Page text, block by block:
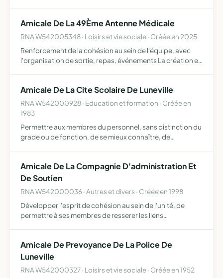
Amicale De La 49Ème Antenne Médicale
RNA W542005348 · Loisirs et vie sociale · Créée en 2025
Renforcement de la cohésion au sein de l'équipe, avec
l'organisation de sortie, repas, événements La création et
produi…
Amicale De La Cite Scolaire De Luneville
RNA W542000928 · Education et formation · Créée en
1983
Permettre aux membres du personnel, sans distinction du
grade ou de fonction, de se mieux connaître, de
ambiance …
Amicale De La Compagnie D'administration Et
De Soutien
RNA W542000036 · Autres et divers · Créée en 1998
Développer l'esprit de cohésion au sein de l'unité, de
permettre à ses membres de resserer les liens
et fam…
Amicale De Prevoyance De La Police De
Luneville
RNA W542000327 · Loisirs et vie sociale · Créée en 1952